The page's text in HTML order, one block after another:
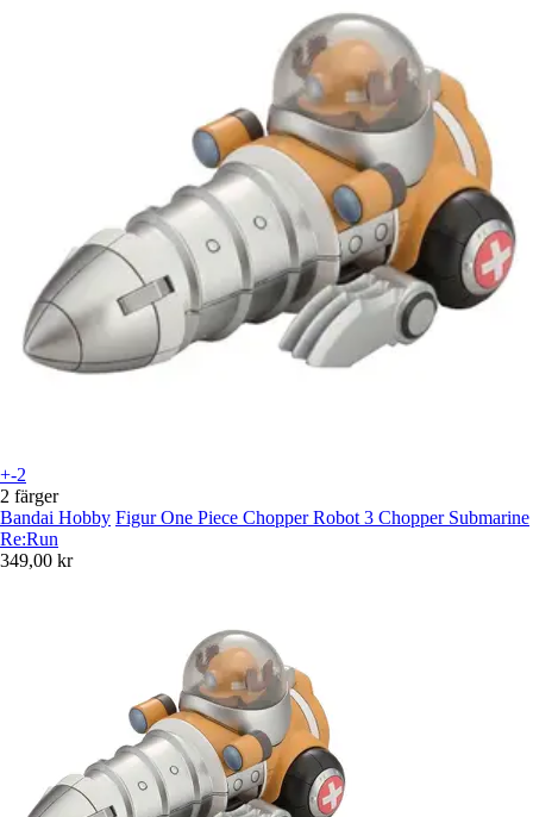
+-2
2 färger
Bandai Hobby Figur One Piece Chopper Robot 3 Chopper Submarine
Re:Run
349,00 kr